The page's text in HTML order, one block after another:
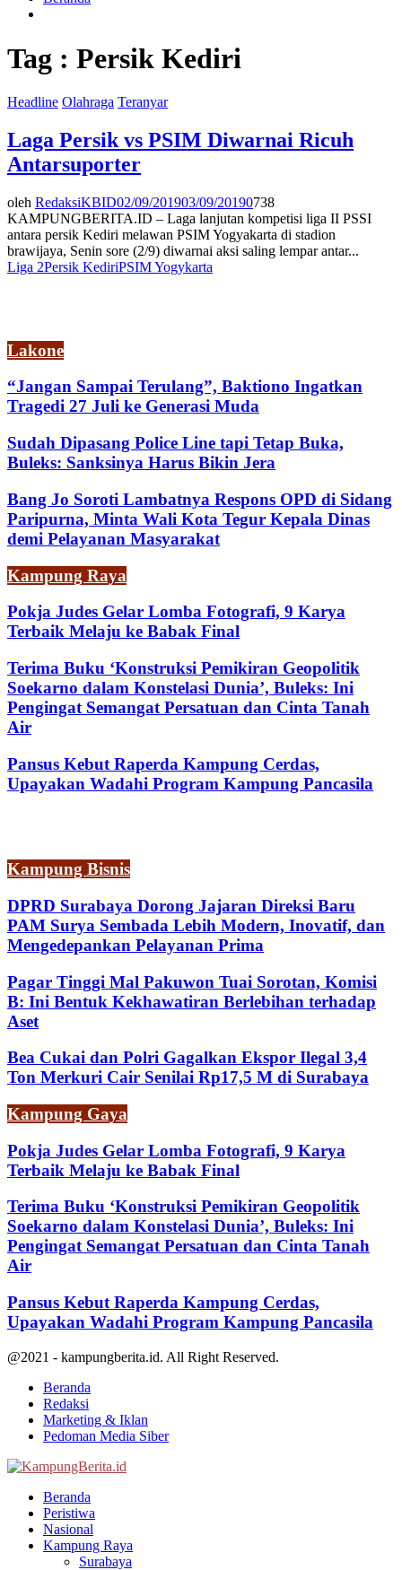
Tag : Persik Kediri
Headline Olahraga Teranyar
Laga Persik vs PSIM Diwarnai Ricuh
Antarsuporter
oleh RedaksiKBID02/09/201903/09/20190738
KAMPUNGBERITA.ID – Laga lanjutan kompetisi liga II PSSI
antara persik Kediri melawan PSIM Yogyakarta di stadion
brawijaya, Senin sore (2/9) diwarnai aksi saling lempar antar...
Liga 2Persik KediriPSIM Yogykarta
Lakone
“Jangan Sampai Terulang”, Baktiono Ingatkan
Tragedi 27 Juli ke Generasi Muda
Sudah Dipasang Police Line tapi Tetap Buka,
Buleks: Sanksinya Harus Bikin Jera
Bang Jo Soroti Lambatnya Respons OPD di Sidang
Paripurna, Minta Wali Kota Tegur Kepala Dinas
demi Pelayanan Masyarakat
Kampung Raya
Pokja Judes Gelar Lomba Fotografi, 9 Karya
Terbaik Melaju ke Babak Final
Terima Buku ‘Konstruksi Pemikiran Geopolitik
Soekarno dalam Konstelasi Dunia’, Buleks: Ini
Pengingat Semangat Persatuan dan Cinta Tanah
Air
Pansus Kebut Raperda Kampung Cerdas,
Upayakan Wadahi Program Kampung Pancasila
Kampung Bisnis
DPRD Surabaya Dorong Jajaran Direksi Baru
PAM Surya Sembada Lebih Modern, Inovatif, dan
Mengedepankan Pelayanan Prima
Pagar Tinggi Mal Pakuwon Tuai Sorotan, Komisi
B: Ini Bentuk Kekhawatiran Berlebihan terhadap
Aset
Bea Cukai dan Polri Gagalkan Ekspor Ilegal 3,4
Ton Merkuri Cair Senilai Rp17,5 M di Surabaya
Kampung Gaya
Pokja Judes Gelar Lomba Fotografi, 9 Karya
Terbaik Melaju ke Babak Final
Terima Buku ‘Konstruksi Pemikiran Geopolitik
Soekarno dalam Konstelasi Dunia’, Buleks: Ini
Pengingat Semangat Persatuan dan Cinta Tanah
Air
Pansus Kebut Raperda Kampung Cerdas,
Upayakan Wadahi Program Kampung Pancasila
@2021 - kampungberita.id. All Right Reserved.
Beranda
Redaksi
Marketing & Iklan
Pedoman Media Siber
Beranda
Peristiwa
Nasional
Kampung Raya
Surabaya